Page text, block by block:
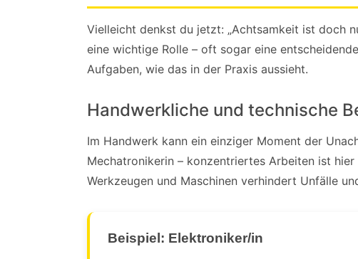
Vielleicht denkst du jetzt: „Achtsamkeit ist doch
eine wichtige Rolle – oft sogar eine
Aufgaben, wie das in der Praxis aussieht.
Handwerkliche und technische
Im Handwerk kann ein einziger Moment der
Mechatronikerin – konzentriertes Arbeiten ist
Werkzeugen und Maschinen verhindert Unfälle
Beispiel: Elektroniker/in